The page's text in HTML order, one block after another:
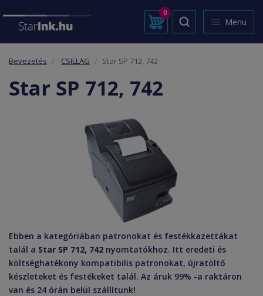
0
Menu
Bevezetés CSILLAG Star SP 712, 742
Star SP 712, 742
Ebben a kategóriában patronokat és festékkazettákat
talál a Star SP 712, 742 nyomtatókhoz. Itt eredeti és
költséghatékony kompatibilis patronokat, újratöltő
készleteket és festékeket talál. Az áruk 99% -a raktáron
van és 24 órán belül szállítunk!